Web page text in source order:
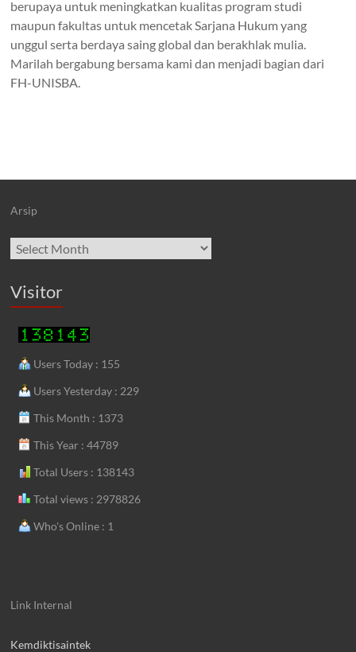
berupaya untuk meningkatkan kualitas program studi
maupun fakultas untuk mencetak Sarjana Hukum yang
unggul serta berdaya saing global dan berakhlak mulia.
Marilah bergabung bersama kami dan menjadi bagian dari
FH-UNISBA.
Arsip
Archives
Visitor
Users Today : 155
Users Yesterday : 229
This Month : 1373
This Year : 44789
Total Users : 138143
Total views : 2978826
Who's Online : 1
Link Internal
Kemdiktisaintek